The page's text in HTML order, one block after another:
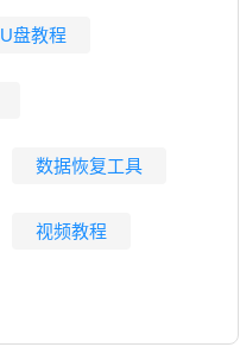
U盘教程
数据恢复工具
视频教程